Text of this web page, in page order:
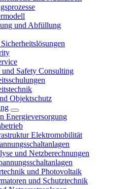
und Abfüllung
und Safety Consulting
Objektschutz
Energieversorgung
Elektromobilität
und Netzberechnungen
und Photovoltaik
und Schutztechnik